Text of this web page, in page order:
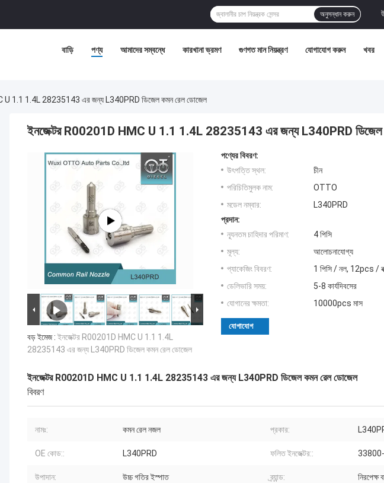
অনুসন্ধান করুন
বাড়ি পণ্য আমাদের সম্বন্ধে কারখানা ভ্রমণ গুণগত মান নিয়ন্ত্রণ যোগাযোগ করুন খবর
U 1.1 1.4L 28235143 এর জন্য L340PRD ডিজেল কমন রেল ডোজেল
ইনজেক্টর R00201D HMC U 1.1 1.4L 28235143 এর জন্য L340PRD ডিজেল
বড় ইমেজ : ইনজেক্টর R00201D HMC U 1.1 1.4L
28235143 এর জন্য L340PRD ডিজেল কমন রেল ডোজেল
পণ্যের বিবরণ:
উৎপত্তি স্থল:
চীন
পরিচিতিমুলক নাম:
OTTO
মডেল নম্বার:
L340PRD
প্রদান:
ন্যূনতম চাহিদার পরিমাণ:
4 পিসি
মূল্য:
আলোচনাযোগ্য
প্যাকেজিং বিবরণ:
1 পিসি / নল, 12pcs /
ডেলিভারি সময়:
5-8 কার্যদিবসের
যোগানের ক্ষমতা:
10000pcs মাস
যোগাযোগ
ইনজেক্টর R00201D HMC U 1.1 1.4L 28235143 এর জন্য L340PRD ডিজেল কমন রেল ডোজেল
বিবরণ
নামঃ: কমন রেল নজল প্রকার:
OE কোড:: L340PRD ফলিত ইনজেক্টর::
উপাদান: উচ্চ গতির ইস্পাত ব্র্যান্ড: নিরপেক্ষ